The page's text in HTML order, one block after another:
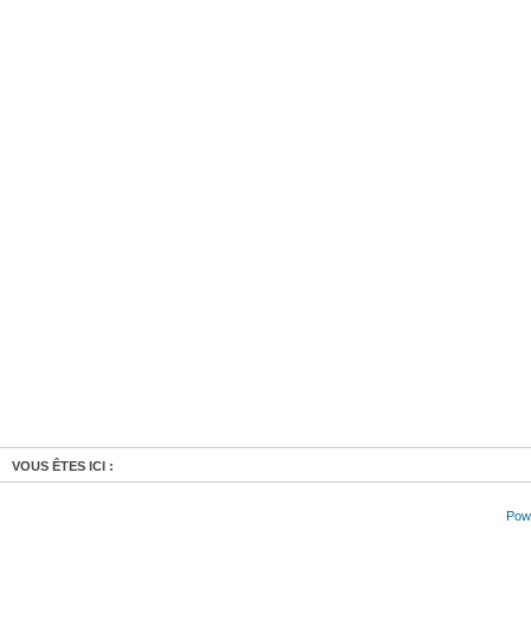
VOUS ÊTES ICI :